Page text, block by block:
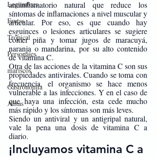
Legumbres
Frutas
Tropical
Personajes
mariscos
Gastronomía
Alitas
antiinflamatorio natural que reduce los
síntomas de inflamaciones a nivel muscular y
articular. Por eso, es que cuando hay
esguinces o lesiones articulares se sugiere
comer piña y tomar jugos de maracuyá,
naranja o mandarina, por su alto contenido
de vitamina C.
Otra de las acciones de la vitamina C son sus
propiedades antivirales. Cuando se toma con
frecuencia, el organismo se hace menos
vulnerable a las infecciones. Y en el caso de
que haya una infección, esta cede mucho
más rápido y los síntomas son más leves.
Siendo un antiviral y un antigripal natural,
vale la pena una dosis de vitamina C a
diario.
¡Incluyamos vitamina C a